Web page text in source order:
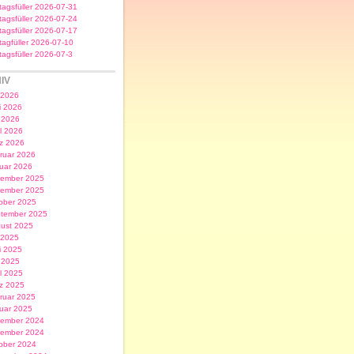
2026-07-31
2026-07-24
2026-07-17
2026-07-10
2026-07-3
2026
2026
2026
2026
2026
2025
2025
2025
2025
2025
2025
2025
2025
2025
2025
2024
2024
2024